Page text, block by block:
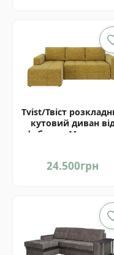
Tvist/Твіст
кутовий диван
фабрики Матролюкс
24.500грн